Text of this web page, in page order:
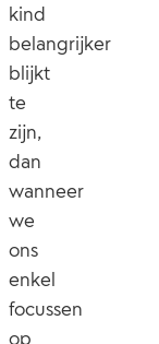
kind
belangrijker
blijkt
te
zijn,
dan
wanneer
we
ons
enkel
focussen
op